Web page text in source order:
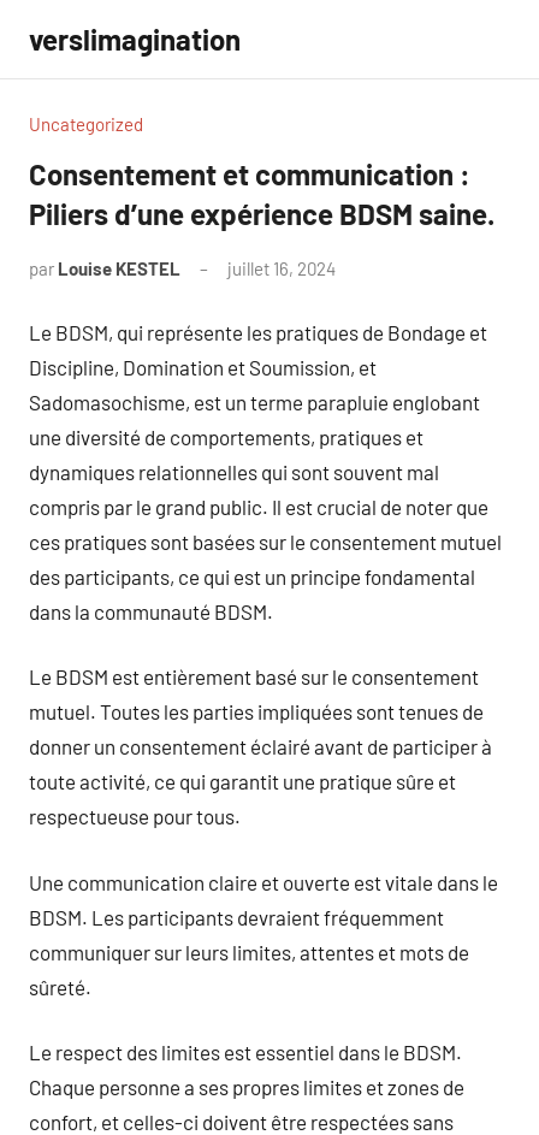
contenu
verslimagination
Uncategorized
Consentement et communication :
Piliers d’une expérience BDSM saine.
par Louise KESTEL juillet 16, 2024
Le BDSM, qui représente les pratiques de Bondage et
Discipline, Domination et Soumission, et
Sadomasochisme, est un terme parapluie englobant
une diversité de comportements, pratiques et
dynamiques relationnelles qui sont souvent mal
compris par le grand public. Il est crucial de noter que
ces pratiques sont basées sur le consentement mutuel
des participants, ce qui est un principe fondamental
dans la communauté BDSM.
Le BDSM est entièrement basé sur le consentement
mutuel. Toutes les parties impliquées sont tenues de
donner un consentement éclairé avant de participer à
toute activité, ce qui garantit une pratique sûre et
respectueuse pour tous.
Une communication claire et ouverte est vitale dans le
BDSM. Les participants devraient fréquemment
communiquer sur leurs limites, attentes et mots de
sûreté.
Le respect des limites est essentiel dans le BDSM.
Chaque personne a ses propres limites et zones de
confort, et celles-ci doivent être respectées sans